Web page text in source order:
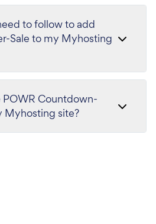
to follow to add
Sale to my Myhosting
Countdown-
Myhosting site?